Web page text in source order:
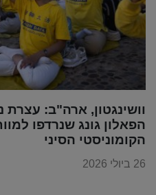
וושינגטון, ארה"ב: עצרת
הפאלון גונג שנרדפו
הקומוניסטי הסיני
26 ביולי 2026